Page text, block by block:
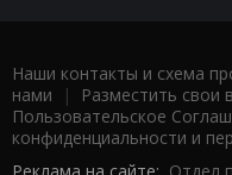
Наши контакты и схема
нами | Разместить свои
Пользовательское
конфиденциальности и